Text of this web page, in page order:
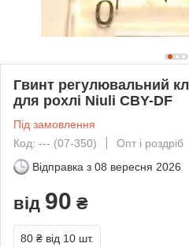
Гвинт регулювальний
для рохлі Niuli CBY-DF
Під замовлення
Код: --- (07-350)
Опт і роздріб
Відправка з 08 вересня 2026
від 90 ₴
80 ₴ від 10 шт.